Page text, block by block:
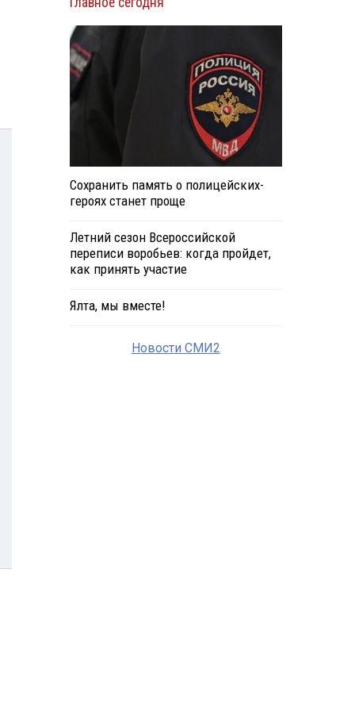
Сохранить память о полицейских-
героях станет проще
Летний сезон Всероссийской
переписи воробьев: когда пройдет,
как принять участие
Ялта, мы вместе!
Новости СМИ2